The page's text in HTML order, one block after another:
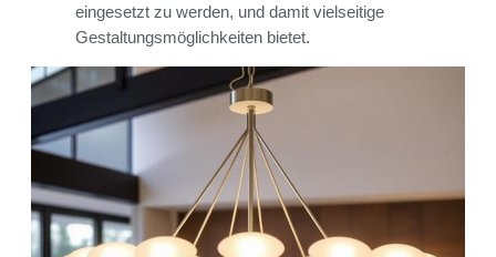
eingesetzt zu werden, und damit vielseitige
Gestaltungsmöglichkeiten bietet.